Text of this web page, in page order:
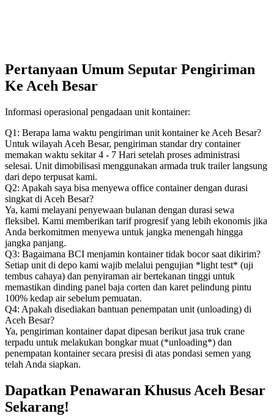
Pertanyaan Umum Seputar Pengiriman
Ke Aceh Besar
Informasi operasional pengadaan unit kontainer:
Q1: Berapa lama waktu pengiriman unit kontainer ke Aceh Besar?
Untuk wilayah Aceh Besar, pengiriman standar dry container
memakan waktu sekitar 4 - 7 Hari setelah proses administrasi
selesai. Unit dimobilisasi menggunakan armada truk trailer langsung
dari depo terpusat kami.
Q2: Apakah saya bisa menyewa office container dengan durasi
singkat di Aceh Besar?
Ya, kami melayani penyewaan bulanan dengan durasi sewa
fleksibel. Kami memberikan tarif progresif yang lebih ekonomis jika
Anda berkomitmen menyewa untuk jangka menengah hingga
jangka panjang.
Q3: Bagaimana BCI menjamin kontainer tidak bocor saat dikirim?
Setiap unit di depo kami wajib melalui pengujian *light test* (uji
tembus cahaya) dan penyiraman air bertekanan tinggi untuk
memastikan dinding panel baja corten dan karet pelindung pintu
100% kedap air sebelum pemuatan.
Q4: Apakah disediakan bantuan penempatan unit (unloading) di
Aceh Besar?
Ya, pengiriman kontainer dapat dipesan berikut jasa truk crane
terpadu untuk melakukan bongkar muat (*unloading*) dan
penempatan kontainer secara presisi di atas pondasi semen yang
telah Anda siapkan.
Dapatkan Penawaran Khusus Aceh Besar
Sekarang!